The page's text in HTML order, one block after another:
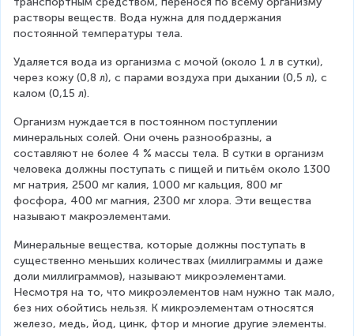
растворы веществ. Вода нужна для поддержания
постоянной температуры тела.
Удаляется вода из организма с мочой (около 1 л в сутки),
через кожу (0,8 л), с парами воздуха при дыхании (0,5 л), с
калом (0,15 л).
Организм нуждается в постоянном поступлении
минеральных солей. Они очень разнообразны, а
составляют не более 4 % массы тела. В сутки в организм
человека должны поступать с пищей и питьём около 1300
мг натрия, 2500 мг калия, 1000 мг кальция, 800 мг
фосфора, 400 мг магния, 2300 мг хлора. Эти вещества
называют макроэлементами.
Минеральные вещества, которые должны поступать в
существенно меньших количествах (миллиграммы и даже
доли миллиграммов), называют микроэлементами.
Несмотря на то, что микроэлементов нам нужно так мало,
без них обойтись нельзя. К микроэлементам относятся
железо, медь, йод, цинк, фтор и многие другие элементы.